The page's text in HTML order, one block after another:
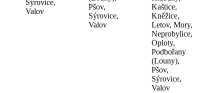
Sýrovice,
Valov
Pšov,
Sýrovice,
Valov
Kaštice,
Kněžice,
Letov, Mory,
Neprobylice,
Oploty,
Podbořany
(Louny),
Pšov,
Sýrovice,
Valov